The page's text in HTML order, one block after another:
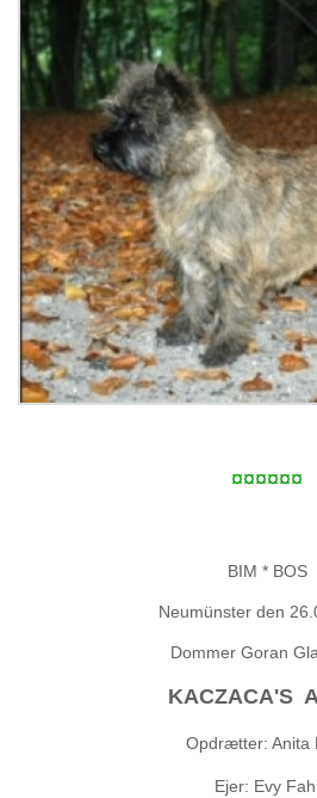
¤¤¤¤¤¤
BIM * BOS
Neumünster den
Dommer Goran
KACZACA'S
Opdrætter: Anita
Ejer: Evy